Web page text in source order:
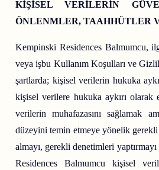
KİŞİSEL VERİLERİN
ÖNLENMLER, TAAHHÜTLER
Kempinski Residences Balmumcu,
veya işbu Kullanım Koşulları ve
şartlarda; kişisel verilerin hukuka
kişisel verilere hukuka aykırı olarak
verilerin muhafazasını sağlamak
düzeyini temin etmeye yönelik
almayı, gerekli denetimleri
Residences Balmumcu kişisel